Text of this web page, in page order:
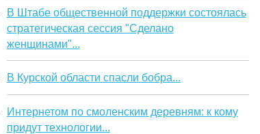
В Штабе общественной поддержки состоялась
стратегическая сессия "Сделано
женщинами"...
В Курской области спасли бобра...
Интернетом по смоленским деревням: к кому
придут технологии...